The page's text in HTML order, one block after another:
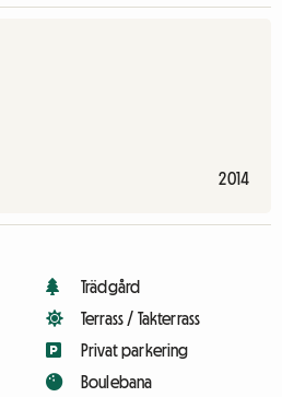
2014
Trädgård
Terrass / Takterrass
Privat parkering
Boulebana